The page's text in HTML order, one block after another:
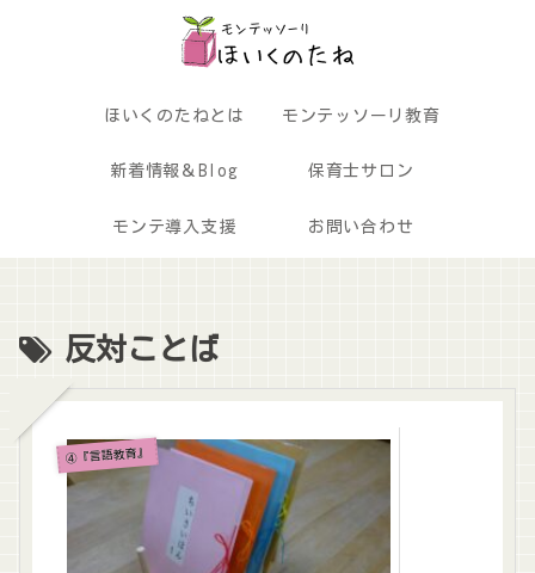
ほいくのたねとは モンテッソーリ教育
新着情報＆Blog 保育士サロン
モンテ導入支援 お問い合わせ
反対ことば
④『言語教育』